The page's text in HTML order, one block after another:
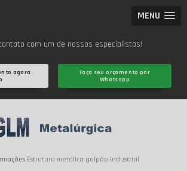
MENU
com um de nossos especialistas!
agora
Faça seu orçamento por
Whatsapp
Estrutura metálica galpão industrial